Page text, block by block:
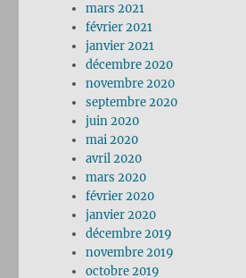
mars 2021
février 2021
janvier 2021
décembre 2020
novembre 2020
septembre 2020
juin 2020
mai 2020
avril 2020
mars 2020
février 2020
janvier 2020
décembre 2019
novembre 2019
octobre 2019